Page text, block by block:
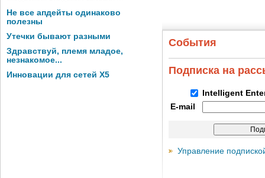
Не все апдейты одинаково
полезны
Утечки бывают разными
Здравствуй, племя младое,
незнакомое...
Инновации для сетей X5
События
Подписка на
Intelligent
E-mail
Управление